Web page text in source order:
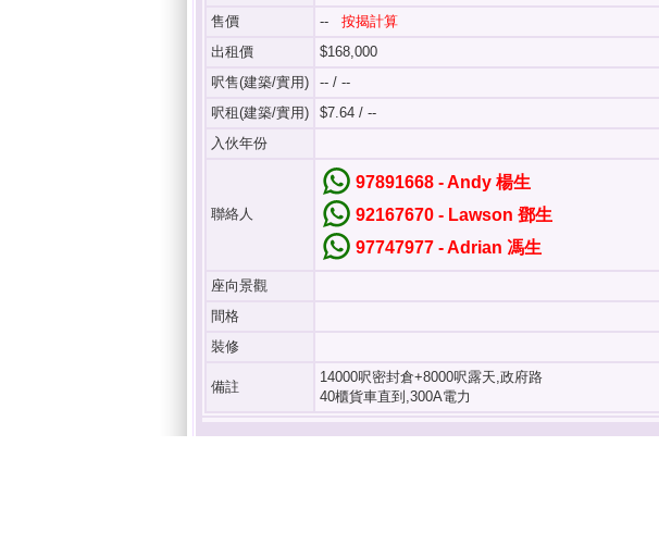
售價
-- 按揭計算
出租價
$168,000
呎售(建築/實用)
-- / --
呎租(建築/實用)
$7.64 / --
入伙年份
聯絡人
97891668 - Andy 楊生
92167670 - Lawson 鄧生
97747977 - Adrian 馮生
座向景觀
間格
裝修
備註
14000呎密封倉+8000呎露天,政府路
40櫃貨車直到,300A電力